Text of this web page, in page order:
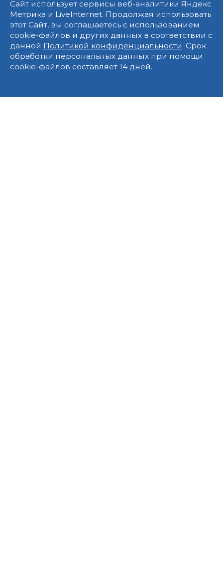
Сайт использует сервисы веб-аналитики Яндекс
Метрика и LiveInternet. Продолжая использовать
этот Сайт, вы соглашаетесь с использованием
cookie-файлов и других данных в соответствии с
данной Политикой конфиденциальности. Срок
обработки персональных данных при помощи
cookie-файлов составляет 14 дней.